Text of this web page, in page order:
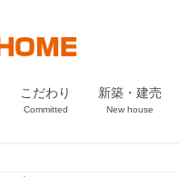
こだわり
Committed
新築・建売
New house